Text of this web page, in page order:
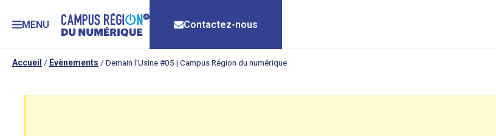
MENU Contactez-nous
Accueil / Évènements / Demain l’Usine #05 | Campus Région du numérique